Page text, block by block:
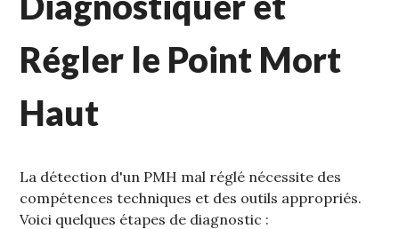
Régler le Point Mort
Haut
La détection d'un PMH mal réglé nécessite des
compétences techniques et des outils appropriés.
Voici quelques étapes de diagnostic :